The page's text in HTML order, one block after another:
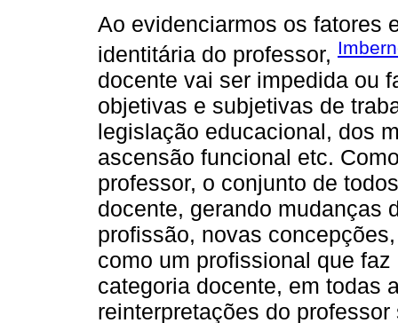
Ao evidenciarmos os fatores
identitária do professor,
docente vai ser impedida ou
objetivas e subjetivas de
legislação educacional, dos
ascensão funcional etc.
professor, o conjunto de
docente, gerando mudanças
profissão, novas
como um profissional que
categoria docente, em todas
reinterpretações do